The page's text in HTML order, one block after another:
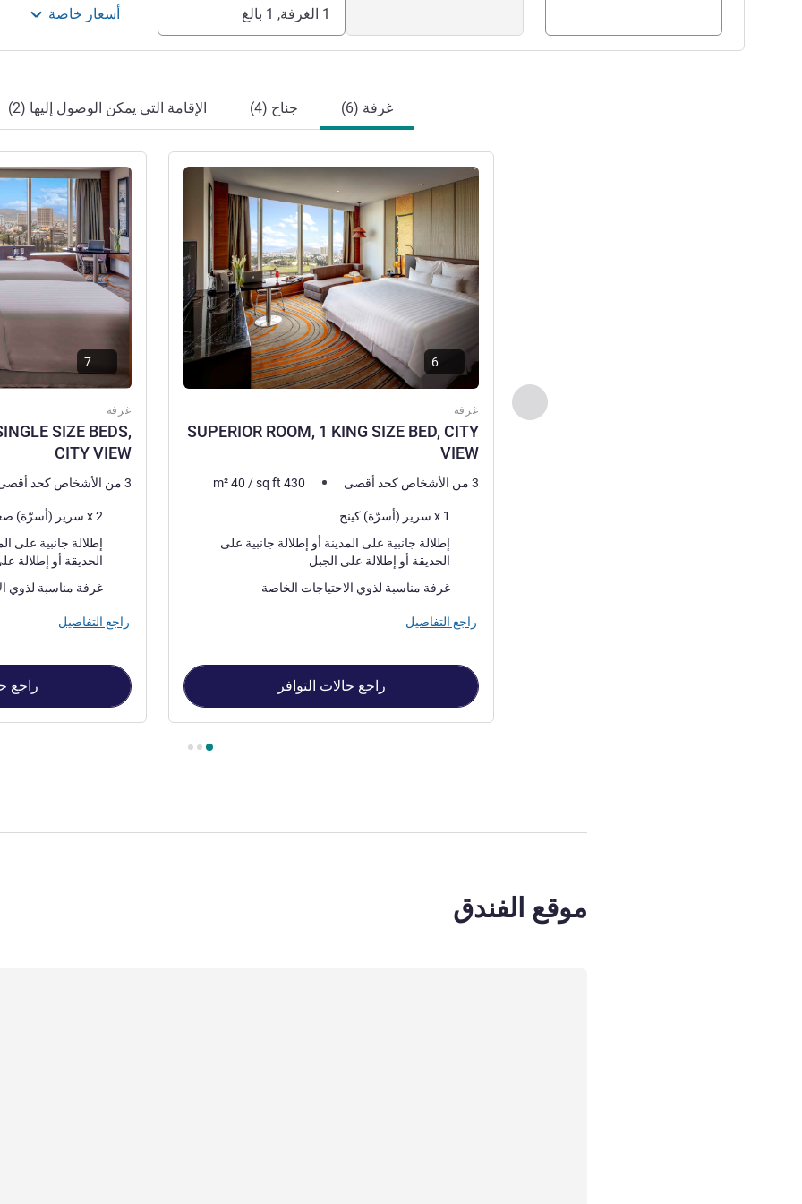
1 الغرفة, 1 بالغ أسعار خاصة
غرفة (6) جناح (4) الإقامة التي يمكن الوصول إليها (2)
السابق - غرفة
غرفة
SUPERIOR ROOM, 1 KING SIZE BED, CITY
VIEW
راجع التفاصيل
3 من الأشخاص كحد أقصى m²40 /sq ft 430
فرش السرير
1 x سرير (أسرّة) كينج
المناظر:
إطلالة جانبية على المدينة أو إطلالة جانبية على
الحديقة أو إطلالة على الجبل
غرفة مناسبة لذوي الاحتياجات الخاصة
راجع التفاصيل
راجع حالات التوافر
غرفة
SIZE BEDS,
CITY VIEW
راجع التفاصيل
3 من الأشخاص كحد أقصى
فرش السرير
2 x سرير (أسرّة) صغير
المناظر:
الحديقة أو إطلالة على الجبل
غرفة مناسبة لذوي
راجع التفاصيل
راجع
موقع الفندق